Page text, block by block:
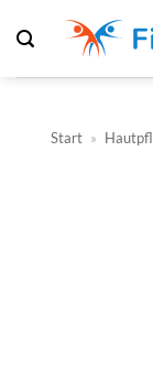
Inhalt
springen
Start »